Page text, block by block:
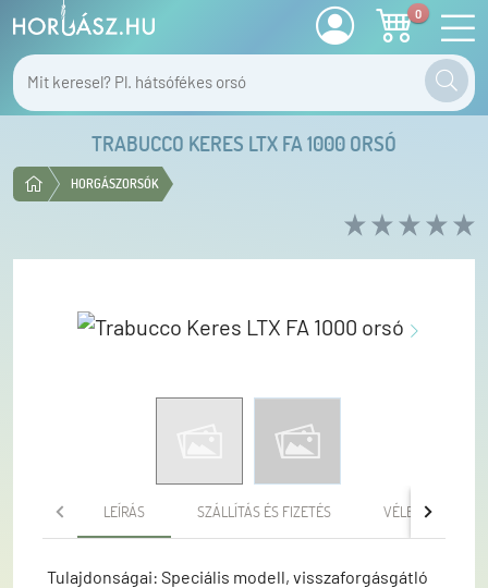
0
TRABUCCO KERES LTX FA 1000 ORSÓ
HORGÁSZORSÓK
LEÍRÁS SZÁLLÍTÁS ÉS FIZETÉS VÉLEMÉNYEK
Tulajdonságai: Speciális modell, visszaforgásgátló